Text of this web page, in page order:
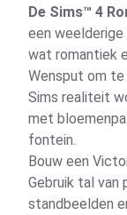
De Sims™ 4
een weelderige
wat romantiek
Wensput om te
Sims realiteit
met
fontein.
Bouw een
Gebruik tal van
standbeelden